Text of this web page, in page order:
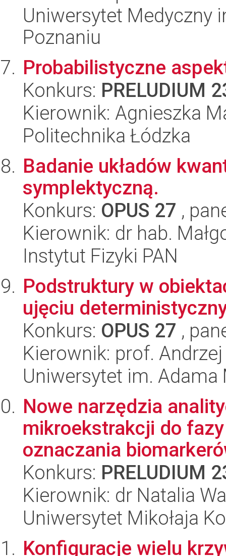
Uniwersytet Medyczny
Poznaniu
Probabilistyczne
Konkurs: PRELUDIUM
Kierownik: Agnieszka
Politechnika Łódzka
Badanie układów
symplektyczną.
Konkurs: OPUS 27 ,
Kierownik: dr hab.
Instytut Fizyki PAN
Podstruktury w
ujęciu
Konkurs: OPUS 27 ,
Kierownik: prof.
Uniwersytet im.
Nowe narzędzia
mikroekstrakcji do
oznaczania
Konkurs: PRELUDIUM
Kierownik: dr Natalia
Uniwersytet Mikołaja
Konfiguracje wielu